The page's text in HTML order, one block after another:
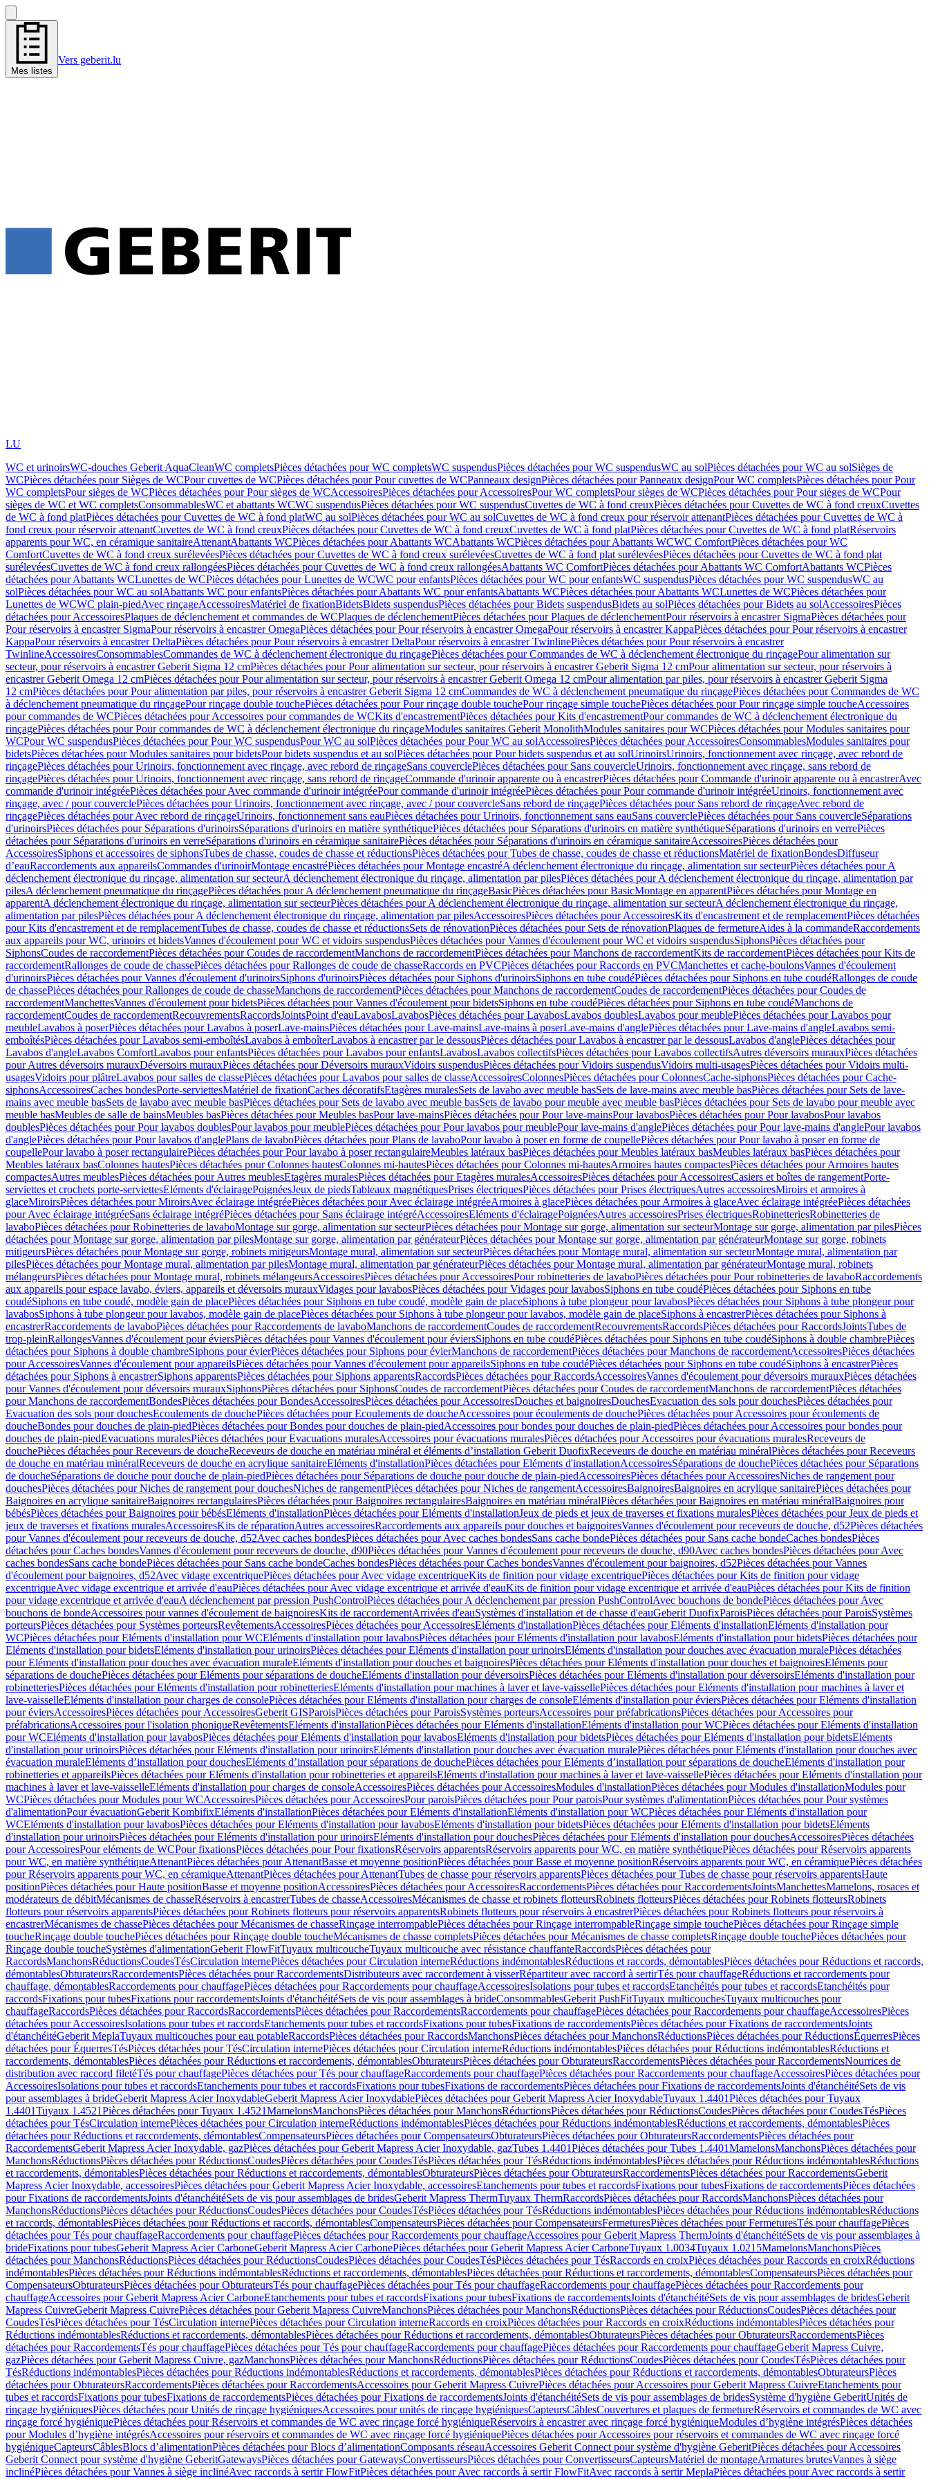
Mes listes
Vers geberit.lu
LU
WC et urinoirsWC-douches Geberit AquaCleanWC completsPièces détachées pour WC completsWC suspendusPièces détachées pour WC suspendusWC au solPièces détachées pour WC au solSièges de
WCPièces détachées pour Sièges de WCPour cuvettes de WCPièces détachées pour Pour cuvettes de WCPanneaux designPièces détachées pour Panneaux designPour WC completsPièces détachées pour Pour
WC completsPour sièges de WCPièces détachées pour Pour sièges de WCAccessoiresPièces détachées pour AccessoiresPour WC completsPour sièges de WCPièces détachées pour Pour sièges de WCPour
sièges de WC et WC completsConsommablesWC et abattants WCWC suspendusPièces détachées pour WC suspendusCuvettes de WC à fond creuxPièces détachées pour Cuvettes de WC à fond creuxCuvettes
de WC à fond platPièces détachées pour Cuvettes de WC à fond platWC au solPièces détachées pour WC au solCuvettes de WC à fond creux pour réservoir attenantPièces détachées pour Cuvettes de WC à
fond creux pour réservoir attenantCuvettes de WC à fond creuxPièces détachées pour Cuvettes de WC à fond creuxCuvettes de WC à fond platPièces détachées pour Cuvettes de WC à fond platRéservoirs
apparents pour WC, en céramique sanitaireAttenantAbattants WCPièces détachées pour Abattants WCAbattants WCPièces détachées pour Abattants WCWC ComfortPièces détachées pour WC
ComfortCuvettes de WC à fond creux surélevéesPièces détachées pour Cuvettes de WC à fond creux surélevéesCuvettes de WC à fond plat surélevéesPièces détachées pour Cuvettes de WC à fond plat
surélevéesCuvettes de WC à fond creux rallongéesPièces détachées pour Cuvettes de WC à fond creux rallongéesAbattants WC ComfortPièces détachées pour Abattants WC ComfortAbattants WCPièces
détachées pour Abattants WCLunettes de WCPièces détachées pour Lunettes de WCWC pour enfantsPièces détachées pour WC pour enfantsWC suspendusPièces détachées pour WC suspendusWC au
solPièces détachées pour WC au solAbattants WC pour enfantsPièces détachées pour Abattants WC pour enfantsAbattants WCPièces détachées pour Abattants WCLunettes de WCPièces détachées pour
Lunettes de WCWC plain-piedAvec rinçageAccessoiresMatériel de fixationBidetsBidets suspendusPièces détachées pour Bidets suspendusBidets au solPièces détachées pour Bidets au solAccessoiresPièces
détachées pour AccessoiresPlaques de déclenchement et commandes de WCPlaques de déclenchementPièces détachées pour Plaques de déclenchementPour réservoirs à encastrer SigmaPièces détachées pour
Pour réservoirs à encastrer SigmaPour réservoirs à encastrer OmegaPièces détachées pour Pour réservoirs à encastrer OmegaPour réservoirs à encastrer KappaPièces détachées pour Pour réservoirs à encastrer
KappaPour réservoirs à encastrer DeltaPièces détachées pour Pour réservoirs à encastrer DeltaPour réservoirs à encastrer TwinlinePièces détachées pour Pour réservoirs à encastrer
TwinlineAccessoiresConsommablesCommandes de WC à déclenchement électronique du rinçagePièces détachées pour Commandes de WC à déclenchement électronique du rinçagePour alimentation sur
secteur, pour réservoirs à encastrer Geberit Sigma 12 cmPièces détachées pour Pour alimentation sur secteur, pour réservoirs à encastrer Geberit Sigma 12 cmPour alimentation sur secteur, pour réservoirs à
encastrer Geberit Omega 12 cmPièces détachées pour Pour alimentation sur secteur, pour réservoirs à encastrer Geberit Omega 12 cmPour alimentation par piles, pour réservoirs à encastrer Geberit Sigma
12 cmPièces détachées pour Pour alimentation par piles, pour réservoirs à encastrer Geberit Sigma 12 cmCommandes de WC à déclenchement pneumatique du rinçagePièces détachées pour Commandes de WC
à déclenchement pneumatique du rinçagePour rinçage double touchePièces détachées pour Pour rinçage double touchePour rinçage simple touchePièces détachées pour Pour rinçage simple toucheAccessoires
pour commandes de WCPièces détachées pour Accessoires pour commandes de WCKits d'encastrementPièces détachées pour Kits d'encastrementPour commandes de WC à déclenchement électronique du
rinçagePièces détachées pour Pour commandes de WC à déclenchement électronique du rinçageModules sanitaires Geberit MonolithModules sanitaires pour WCPièces détachées pour Modules sanitaires pour
WCPour WC suspendusPièces détachées pour Pour WC suspendusPour WC au solPièces détachées pour Pour WC au solAccessoiresPièces détachées pour AccessoiresConsommablesModules sanitaires pour
bidetsPièces détachées pour Modules sanitaires pour bidetsPour bidets suspendus et au solPièces détachées pour Pour bidets suspendus et au solUrinoirsUrinoirs, fonctionnement avec rinçage, avec rebord de
rinçagePièces détachées pour Urinoirs, fonctionnement avec rinçage, avec rebord de rinçageSans couverclePièces détachées pour Sans couvercleUrinoirs, fonctionnement avec rinçage, sans rebord de
rinçagePièces détachées pour Urinoirs, fonctionnement avec rinçage, sans rebord de rinçageCommande d'urinoir apparente ou à encastrerPièces détachées pour Commande d'urinoir apparente ou à encastrerAvec
commande d'urinoir intégréePièces détachées pour Avec commande d'urinoir intégréePour commande d'urinoir intégréePièces détachées pour Pour commande d'urinoir intégréeUrinoirs, fonctionnement avec
rinçage, avec / pour couverclePièces détachées pour Urinoirs, fonctionnement avec rinçage, avec / pour couvercleSans rebord de rinçagePièces détachées pour Sans rebord de rinçageAvec rebord de
rinçagePièces détachées pour Avec rebord de rinçageUrinoirs, fonctionnement sans eauPièces détachées pour Urinoirs, fonctionnement sans eauSans couverclePièces détachées pour Sans couvercleSéparations
d'urinoirsPièces détachées pour Séparations d'urinoirsSéparations d'urinoirs en matière synthétiquePièces détachées pour Séparations d'urinoirs en matière synthétiqueSéparations d'urinoirs en verrePièces
détachées pour Séparations d'urinoirs en verreSéparations d'urinoirs en céramique sanitairePièces détachées pour Séparations d'urinoirs en céramique sanitaireAccessoiresPièces détachées pour
AccessoiresSiphons et accessoires de siphonsTubes de chasse, coudes de chasse et réductionsPièces détachées pour Tubes de chasse, coudes de chasse et réductionsMatériel de fixationBondesDiffuseur
d’eauRaccordements aux appareilsCommandes d'urinoirMontage encastréPièces détachées pour Montage encastréA déclenchement électronique du rinçage, alimentation sur secteurPièces détachées pour A
déclenchement électronique du rinçage, alimentation sur secteurA déclenchement électronique du rinçage, alimentation par pilesPièces détachées pour A déclenchement électronique du rinçage, alimentation par
pilesA déclenchement pneumatique du rinçagePièces détachées pour A déclenchement pneumatique du rinçageBasicPièces détachées pour BasicMontage en apparentPièces détachées pour Montage en
apparentA déclenchement électronique du rinçage, alimentation sur secteurPièces détachées pour A déclenchement électronique du rinçage, alimentation sur secteurA déclenchement électronique du rinçage,
alimentation par pilesPièces détachées pour A déclenchement électronique du rinçage, alimentation par pilesAccessoiresPièces détachées pour AccessoiresKits d'encastrement et de remplacementPièces détachées
pour Kits d'encastrement et de remplacementTubes de chasse, coudes de chasse et réductionsSets de rénovationPièces détachées pour Sets de rénovationPlaques de fermetureAides à la commandeRaccordements
aux appareils pour WC, urinoirs et bidetsVannes d'écoulement pour WC et vidoirs suspendusPièces détachées pour Vannes d'écoulement pour WC et vidoirs suspendusSiphonsPièces détachées pour
SiphonsCoudes de raccordementPièces détachées pour Coudes de raccordementManchons de raccordementPièces détachées pour Manchons de raccordementKits de raccordementPièces détachées pour Kits de
raccordementRallonges de coude de chassePièces détachées pour Rallonges de coude de chasseRaccords en PVCPièces détachées pour Raccords en PVCManchettes et cache-boulonsVannes d'écoulement
d'urinoirsPièces détachées pour Vannes d'écoulement d'urinoirsSiphons d'urinoirsPièces détachées pour Siphons d'urinoirsSiphons en tube coudéPièces détachées pour Siphons en tube coudéRallonges de coude
de chassePièces détachées pour Rallonges de coude de chasseManchons de raccordementPièces détachées pour Manchons de raccordementCoudes de raccordementPièces détachées pour Coudes de
raccordementManchettesVannes d'écoulement pour bidetsPièces détachées pour Vannes d'écoulement pour bidetsSiphons en tube coudéPièces détachées pour Siphons en tube coudéManchons de
raccordementCoudes de raccordementRecouvrementsRaccordsJointsPoint d'eauLavabosLavabosPièces détachées pour LavabosLavabos doublesLavabos pour meublePièces détachées pour Lavabos pour
meubleLavabos à poserPièces détachées pour Lavabos à poserLave-mainsPièces détachées pour Lave-mainsLave-mains à poserLave-mains d'anglePièces détachées pour Lave-mains d'angleLavabos semi-
emboîtésPièces détachées pour Lavabos semi-emboîtésLavabos à emboîterLavabos à encastrer par le dessousPièces détachées pour Lavabos à encastrer par le dessousLavabos d'anglePièces détachées pour
Lavabos d'angleLavabos ComfortLavabos pour enfantsPièces détachées pour Lavabos pour enfantsLavabosLavabos collectifsPièces détachées pour Lavabos collectifsAutres déversoirs murauxPièces détachées
pour Autres déversoirs murauxDéversoirs murauxPièces détachées pour Déversoirs murauxVidoirs suspendusPièces détachées pour Vidoirs suspendusVidoirs multi-usagesPièces détachées pour Vidoirs multi-
usagesVidoirs pour plâtreLavabos pour salles de classePièces détachées pour Lavabos pour salles de classeAccessoiresColonnesPièces détachées pour ColonnesCache-siphonsPièces détachées pour Cache-
siphonsAccessoiresCaches bondesPorte-serviettesMatériel de fixationCaches décoratifsEtagères muralesSets de lavabo avec meuble basSets de lave-mains avec meuble basPièces détachées pour Sets de lave-
mains avec meuble basSets de lavabo avec meuble basPièces détachées pour Sets de lavabo avec meuble basSets de lavabo pour meuble avec meuble basPièces détachées pour Sets de lavabo pour meuble avec
meuble basMeubles de salle de bainsMeubles basPièces détachées pour Meubles basPour lave-mainsPièces détachées pour Pour lave-mainsPour lavabosPièces détachées pour Pour lavabosPour lavabos
doublesPièces détachées pour Pour lavabos doublesPour lavabos pour meublePièces détachées pour Pour lavabos pour meublePour lave-mains d'anglePièces détachées pour Pour lave-mains d'anglePour lavabos
d'anglePièces détachées pour Pour lavabos d'anglePlans de lavaboPièces détachées pour Plans de lavaboPour lavabo à poser en forme de coupellePièces détachées pour Pour lavabo à poser en forme de
coupellePour lavabo à poser rectangulairePièces détachées pour Pour lavabo à poser rectangulaireMeubles latéraux basPièces détachées pour Meubles latéraux basMeubles latéraux basPièces détachées pour
Meubles latéraux basColonnes hautesPièces détachées pour Colonnes hautesColonnes mi-hautesPièces détachées pour Colonnes mi-hautesArmoires hautes compactesPièces détachées pour Armoires hautes
compactesAutres meublesPièces détachées pour Autres meublesEtagères muralesPièces détachées pour Etagères muralesAccessoiresPièces détachées pour AccessoiresCasiers et boîtes de rangementPorte-
serviettes et crochets porte-serviettesEléments d'éclairagePoignéesJeux de piedsTableaux magnétiquesPrises électriquesPièces détachées pour Prises électriquesAutres accessoiresMiroirs et armoires à
glaceMiroirsPièces détachées pour MiroirsAvec éclairage intégréePièces détachées pour Avec éclairage intégréeArmoires à glacePièces détachées pour Armoires à glaceAvec éclairage intégréePièces détachées
pour Avec éclairage intégréeSans éclairage intégréPièces détachées pour Sans éclairage intégréAccessoiresEléments d'éclairagePoignéesAutres accessoiresPrises électriquesRobinetteriesRobinetteries de
lavaboPièces détachées pour Robinetteries de lavaboMontage sur gorge, alimentation sur secteurPièces détachées pour Montage sur gorge, alimentation sur secteurMontage sur gorge, alimentation par pilesPièces
détachées pour Montage sur gorge, alimentation par pilesMontage sur gorge, alimentation par générateurPièces détachées pour Montage sur gorge, alimentation par générateurMontage sur gorge, robinets
mitigeursPièces détachées pour Montage sur gorge, robinets mitigeursMontage mural, alimentation sur secteurPièces détachées pour Montage mural, alimentation sur secteurMontage mural, alimentation par
pilesPièces détachées pour Montage mural, alimentation par pilesMontage mural, alimentation par générateurPièces détachées pour Montage mural, alimentation par générateurMontage mural, robinets
mélangeursPièces détachées pour Montage mural, robinets mélangeursAccessoiresPièces détachées pour AccessoiresPour robinetteries de lavaboPièces détachées pour Pour robinetteries de lavaboRaccordements
aux appareils pour espace lavabo, éviers, appareils et déversoirs murauxVidages pour lavabosPièces détachées pour Vidages pour lavabosSiphons en tube coudéPièces détachées pour Siphons en tube
coudéSiphons en tube coudé, modèle gain de placePièces détachées pour Siphons en tube coudé, modèle gain de placeSiphons à tube plongeur pour lavabosPièces détachées pour Siphons à tube plongeur pour
lavabosSiphons à tube plongeur pour lavabos, modèle gain de placePièces détachées pour Siphons à tube plongeur pour lavabos, modèle gain de placeSiphons à encastrerPièces détachées pour Siphons à
encastrerRaccordements de lavaboPièces détachées pour Raccordements de lavaboManchons de raccordementCoudes de raccordementRecouvrementsRaccordsPièces détachées pour RaccordsJointsTubes de
trop-pleinRallongesVannes d'écoulement pour éviersPièces détachées pour Vannes d'écoulement pour éviersSiphons en tube coudéPièces détachées pour Siphons en tube coudéSiphons à double chambrePièces
détachées pour Siphons à double chambreSiphons pour évierPièces détachées pour Siphons pour évierManchons de raccordementPièces détachées pour Manchons de raccordementAccessoiresPièces détachées
pour AccessoiresVannes d'écoulement pour appareilsPièces détachées pour Vannes d'écoulement pour appareilsSiphons en tube coudéPièces détachées pour Siphons en tube coudéSiphons à encastrerPièces
détachées pour Siphons à encastrerSiphons apparentsPièces détachées pour Siphons apparentsRaccordsPièces détachées pour RaccordsAccessoiresVannes d'écoulement pour déversoirs murauxPièces détachées
pour Vannes d'écoulement pour déversoirs murauxSiphonsPièces détachées pour SiphonsCoudes de raccordementPièces détachées pour Coudes de raccordementManchons de raccordementPièces détachées
pour Manchons de raccordementBondesPièces détachées pour BondesAccessoiresPièces détachées pour AccessoiresDouches et baignoiresDouchesEvacuation des sols pour douchesPièces détachées pour
Evacuation des sols pour douchesEcoulements de douchePièces détachées pour Ecoulements de doucheAccessoires pour écoulements de douchePièces détachées pour Accessoires pour écoulements de
doucheBondes pour douches de plain-piedPièces détachées pour Bondes pour douches de plain-piedAccessoires pour bondes pour douches de plain-piedPièces détachées pour Accessoires pour bondes pour
douches de plain-piedEvacuations muralesPièces détachées pour Evacuations muralesAccessoires pour évacuations muralesPièces détachées pour Accessoires pour évacuations muralesReceveurs de
douchePièces détachées pour Receveurs de doucheReceveurs de douche en matériau minéral et éléments d’installation Geberit DuofixReceveurs de douche en matériau minéralPièces détachées pour Receveurs
de douche en matériau minéralReceveurs de douche en acrylique sanitaireEléments d'installationPièces détachées pour Eléments d'installationAccessoiresSéparations de douchePièces détachées pour Séparations
de doucheSéparations de douche pour douche de plain-piedPièces détachées pour Séparations de douche pour douche de plain-piedAccessoiresPièces détachées pour AccessoiresNiches de rangement pour
douchesPièces détachées pour Niches de rangement pour douchesNiches de rangementPièces détachées pour Niches de rangementAccessoiresBaignoiresBaignoires en acrylique sanitairePièces détachées pour
Baignoires en acrylique sanitaireBaignoires rectangulairesPièces détachées pour Baignoires rectangulairesBaignoires en matériau minéralPièces détachées pour Baignoires en matériau minéralBaignoires pour
bébésPièces détachées pour Baignoires pour bébésEléments d'installationPièces détachées pour Eléments d'installationJeux de pieds et jeux de traverses et fixations muralesPièces détachées pour Jeux de pieds et
jeux de traverses et fixations muralesAccessoiresKits de réparationAutres accessoiresRaccordements aux appareils pour douches et baignoiresVannes d'écoulement pour receveurs de douche, d52Pièces détachées
pour Vannes d'écoulement pour receveurs de douche, d52Avec caches bondesPièces détachées pour Avec caches bondesSans cache bondePièces détachées pour Sans cache bondeCaches bondesPièces
détachées pour Caches bondesVannes d'écoulement pour receveurs de douche, d90Pièces détachées pour Vannes d'écoulement pour receveurs de douche, d90Avec caches bondesPièces détachées pour Avec
caches bondesSans cache bondePièces détachées pour Sans cache bondeCaches bondesPièces détachées pour Caches bondesVannes d'écoulement pour baignoires, d52Pièces détachées pour Vannes
d'écoulement pour baignoires, d52Avec vidage excentriquePièces détachées pour Avec vidage excentriqueKits de finition pour vidage excentriquePièces détachées pour Kits de finition pour vidage
excentriqueAvec vidage excentrique et arrivée d'eauPièces détachées pour Avec vidage excentrique et arrivée d'eauKits de finition pour vidage excentrique et arrivée d'eauPièces détachées pour Kits de finition
pour vidage excentrique et arrivée d'eauA déclenchement par pression PushControlPièces détachées pour A déclenchement par pression PushControlAvec bouchons de bondePièces détachées pour Avec
bouchons de bondeAccessoires pour vannes d'écoulement de baignoiresKits de raccordementArrivées d'eauSystèmes d'installation et de chasse d'eauGeberit DuofixParoisPièces détachées pour ParoisSystèmes
porteursPièces détachées pour Systèmes porteursRevêtementsAccessoiresPièces détachées pour AccessoiresEléments d'installationPièces détachées pour Eléments d'installationEléments d'installation pour
WCPièces détachées pour Eléments d'installation pour WCEléments d'installation pour lavabosPièces détachées pour Eléments d'installation pour lavabosEléments d'installation pour bidetsPièces détachées pour
Eléments d'installation pour bidetsEléments d'installation pour urinoirsPièces détachées pour Eléments d'installation pour urinoirsEléments d'installation pour douches avec évacuation muralePièces détachées
pour Eléments d'installation pour douches avec évacuation muraleEléments d'installation pour douches et baignoiresPièces détachées pour Eléments d'installation pour douches et baignoiresEléments pour
séparations de douchePièces détachées pour Eléments pour séparations de doucheEléments d'installation pour déversoirsPièces détachées pour Eléments d'installation pour déversoirsEléments d'installation pour
robinetteriesPièces détachées pour Eléments d'installation pour robinetteriesEléments d'installation pour machines à laver et lave-vaissellePièces détachées pour Eléments d'installation pour machines à laver et
lave-vaisselleEléments d'installation pour charges de consolePièces détachées pour Eléments d'installation pour charges de consoleEléments d'installation pour éviersPièces détachées pour Eléments d'installation
pour éviersAccessoiresPièces détachées pour AccessoiresGeberit GISParoisPièces détachées pour ParoisSystèmes porteursAccessoires pour préfabricationsPièces détachées pour Accessoires pour
préfabricationsAccessoires pour l'isolation phoniqueRevêtementsEléments d'installationPièces détachées pour Eléments d'installationEléments d'installation pour WCPièces détachées pour Eléments d'installation
pour WCEléments d'installation pour lavabosPièces détachées pour Eléments d'installation pour lavabosEléments d'installation pour bidetsPièces détachées pour Eléments d'installation pour bidetsEléments
d'installation pour urinoirsPièces détachées pour Eléments d'installation pour urinoirsEléments d'installation pour douches avec évacuation muralePièces détachées pour Eléments d'installation pour douches avec
évacuation muraleEléments d’installation pour douchesEléments d’installation pour séparations de douchePièces détachées pour Eléments d’installation pour séparations de doucheEléments d'installation pour
robinetteries et appareilsPièces détachées pour Eléments d'installation pour robinetteries et appareilsEléments d'installation pour machines à laver et lave-vaissellePièces détachées pour Eléments d'installation pour
machines à laver et lave-vaisselleEléments d'installation pour charges de consoleAccessoiresPièces détachées pour AccessoiresModules d'installationPièces détachées pour Modules d'installationModules pour
WCPièces détachées pour Modules pour WCAccessoiresPièces détachées pour AccessoiresPour paroisPièces détachées pour Pour paroisPour systèmes d'alimentationPièces détachées pour Pour systèmes
d'alimentationPour évacuationGeberit KombifixEléments d'installationPièces détachées pour Eléments d'installationEléments d'installation pour WCPièces détachées pour Eléments d'installation pour
WCEléments d'installation pour lavabosPièces détachées pour Eléments d'installation pour lavabosEléments d'installation pour bidetsPièces détachées pour Eléments d'installation pour bidetsEléments
d'installation pour urinoirsPièces détachées pour Eléments d'installation pour urinoirsEléments d'installation pour douchesPièces détachées pour Eléments d'installation pour douchesAccessoiresPièces détachées
pour AccessoiresPour eléments de WCPour fixationsPièces détachées pour Pour fixationsRéservoirs apparentsRéservoirs apparents pour WC, en matière synthétiquePièces détachées pour Réservoirs apparents
pour WC, en matière synthétiqueAttenantPièces détachées pour AttenantBasse et moyenne positionPièces détachées pour Basse et moyenne positionRéservoirs apparents pour WC, en céramiquePièces détachées
pour Réservoirs apparents pour WC, en céramiqueAttenantPièces détachées pour AttenantTubes de chasse pour réservoirs apparentsPièces détachées pour Tubes de chasse pour réservoirs apparentsHaute
positionPièces détachées pour Haute positionBasse et moyenne positionAccessoiresPièces détachées pour AccessoiresRaccordementsPièces détachées pour RaccordementsJointsManchettesMamelons, rosaces et
modérateurs de débitMécanismes de chasseRéservoirs à encastrerTubes de chasseAccessoiresMécanismes de chasse et robinets flotteursRobinets flotteursPièces détachées pour Robinets flotteursRobinets
flotteurs pour réservoirs apparentsPièces détachées pour Robinets flotteurs pour réservoirs apparentsRobinets flotteurs pour réservoirs à encastrerPièces détachées pour Robinets flotteurs pour réservoirs à
encastrerMécanismes de chassePièces détachées pour Mécanismes de chasseRinçage interrompablePièces détachées pour Rinçage interrompableRinçage simple touchePièces détachées pour Rinçage simple
toucheRinçage double touchePièces détachées pour Rinçage double toucheMécanismes de chasse completsPièces détachées pour Mécanismes de chasse completsRinçage double touchePièces détachées pour
Rinçage double toucheSystèmes d'alimentationGeberit FlowFitTuyaux multicoucheTuyaux multicouche avec résistance chauffanteRaccordsPièces détachées pour
RaccordsManchonsRéductionsCoudesTésCirculation internePièces détachées pour Circulation interneRéductions indémontablesRéductions et raccords, démontablesPièces détachées pour Réductions et raccords,
démontablesObturateursRaccordementsPièces détachées pour RaccordementsDistributeurs avec raccordement à visserRépartiteur avec raccord à sertirTés pour chauffageRéductions et raccordements pour
chauffage, démontablesRaccordements pour chauffagePièces détachées pour Raccordements pour chauffageAccessoiresIsolations pour tubes et raccordsEtanchéités pour tubes et raccordsEtanchéités pour
raccordsFixations pour tubesFixations pour raccordementsJoints d'étanchéitéSets de vis pour assemblages à brideConsommablesGeberit PushFitTuyaux multicouchesTuyaux multicouches pour
chauffageRaccordsPièces détachées pour RaccordsRaccordementsPièces détachées pour RaccordementsRaccordements pour chauffagePièces détachées pour Raccordements pour chauffageAccessoiresPièces
détachées pour AccessoiresIsolations pour tubes et raccordsEtanchements pour tubes et raccordsFixations pour tubesFixations de raccordementsPièces détachées pour Fixations de raccordementsJoints
d'étanchéitéGeberit MeplaTuyaux multicouches pour eau potableRaccordsPièces détachées pour RaccordsManchonsPièces détachées pour ManchonsRéductionsPièces détachées pour RéductionsÉquerresPièces
détachées pour ÉquerresTésPièces détachées pour TésCirculation internePièces détachées pour Circulation interneRéductions indémontablesPièces détachées pour Réductions indémontablesRéductions et
raccordements, démontablesPièces détachées pour Réductions et raccordements, démontablesObturateursPièces détachées pour ObturateursRaccordementsPièces détachées pour RaccordementsNourrices de
distribution avec raccord filetéTés pour chauffagePièces détachées pour Tés pour chauffageRaccordements pour chauffagePièces détachées pour Raccordements pour chauffageAccessoiresPièces détachées pour
AccessoiresIsolations pour tubes et raccordsEtanchements pour tubes et raccordsFixations pour tubesFixations de raccordementsPièces détachées pour Fixations de raccordementsJoints d'étanchéitéSets de vis
pour assemblages à brideGeberit Mapress Acier InoxydableGeberit Mapress Acier InoxydablePièces détachées pour Geberit Mapress Acier InoxydableTuyaux 1.4401Pièces détachées pour Tuyaux
1.4401Tuyaux 1.4521Pièces détachées pour Tuyaux 1.4521MamelonsManchonsPièces détachées pour ManchonsRéductionsPièces détachées pour RéductionsCoudesPièces détachées pour CoudesTésPièces
détachées pour TésCirculation internePièces détachées pour Circulation interneRéductions indémontablesPièces détachées pour Réductions indémontablesRéductions et raccordements, démontablesPièces
détachées pour Réductions et raccordements, démontablesCompensateursPièces détachées pour CompensateursObturateursPièces détachées pour ObturateursRaccordementsPièces détachées pour
RaccordementsGeberit Mapress Acier Inoxydable, gazPièces détachées pour Geberit Mapress Acier Inoxydable, gazTubes 1.4401Pièces détachées pour Tubes 1.4401MamelonsManchonsPièces détachées pour
ManchonsRéductionsPièces détachées pour RéductionsCoudesPièces détachées pour CoudesTésPièces détachées pour TésRéductions indémontablesPièces détachées pour Réductions indémontablesRéductions
et raccordements, démontablesPièces détachées pour Réductions et raccordements, démontablesObturateursPièces détachées pour ObturateursRaccordementsPièces détachées pour RaccordementsGeberit
Mapress Acier Inoxydable, accessoiresPièces détachées pour Geberit Mapress Acier Inoxydable, accessoiresEtanchements pour tubes et raccordsFixations pour tubesFixations de raccordementsPièces détachées
pour Fixations de raccordementsJoints d'étanchéitéSets de vis pour assemblages de bridesGeberit Mapress ThermTuyaux ThermRaccordsPièces détachées pour RaccordsManchonsPièces détachées pour
ManchonsRéductionsPièces détachées pour RéductionsCoudesPièces détachées pour CoudesTésPièces détachées pour TésRéductions indémontablesPièces détachées pour Réductions indémontablesRéductions
et raccords, démontablesPièces détachées pour Réductions et raccords, démontablesCompensateursPièces détachées pour CompensateursFermeturesPièces détachées pour FermeturesTés pour chauffagePièces
détachées pour Tés pour chauffageRaccordements pour chauffagePièces détachées pour Raccordements pour chauffageAccessoires pour Geberit Mapress ThermJoints d'étanchéitéSets de vis pour assemblages à
brideFixations pour tubesGeberit Mapress Acier CarboneGeberit Mapress Acier CarbonePièces détachées pour Geberit Mapress Acier CarboneTuyaux 1.0034Tuyaux 1.0215MamelonsManchonsPièces
détachées pour ManchonsRéductionsPièces détachées pour RéductionsCoudesPièces détachées pour CoudesTésPièces détachées pour TésRaccords en croixPièces détachées pour Raccords en croixRéductions
indémontablesPièces détachées pour Réductions indémontablesRéductions et raccordements, démontablesPièces détachées pour Réductions et raccordements, démontablesCompensateursPièces détachées pour
CompensateursObturateursPièces détachées pour ObturateursTés pour chauffagePièces détachées pour Tés pour chauffageRaccordements pour chauffagePièces détachées pour Raccordements pour
chauffageAccessoires pour Geberit Mapress Acier CarboneEtanchements pour tubes et raccordsFixations pour tubesFixations de raccordementsJoints d'étanchéitéSets de vis pour assemblages de bridesGeberit
Mapress CuivreGeberit Mapress CuivrePièces détachées pour Geberit Mapress CuivreManchonsPièces détachées pour ManchonsRéductionsPièces détachées pour RéductionsCoudesPièces détachées pour
CoudesTésPièces détachées pour TésCirculation internePièces détachées pour Circulation interneRaccords en croixPièces détachées pour Raccords en croixRéductions indémontablesPièces détachées pour
Réductions indémontablesRéductions et raccordements, démontablesPièces détachées pour Réductions et raccordements, démontablesObturateursPièces détachées pour ObturateursRaccordementsPièces
détachées pour RaccordementsTés pour chauffagePièces détachées pour Tés pour chauffageRaccordements pour chauffagePièces détachées pour Raccordements pour chauffageGeberit Mapress Cuivre,
gazPièces détachées pour Geberit Mapress Cuivre, gazManchonsPièces détachées pour ManchonsRéductionsPièces détachées pour RéductionsCoudesPièces détachées pour CoudesTésPièces détachées pour
TésRéductions indémontablesPièces détachées pour Réductions indémontablesRéductions et raccordements, démontablesPièces détachées pour Réductions et raccordements, démontablesObturateursPièces
détachées pour ObturateursRaccordementsPièces détachées pour RaccordementsAccessoires pour Geberit Mapress CuivrePièces détachées pour Accessoires pour Geberit Mapress CuivreEtanchements pour
tubes et raccordsFixations pour tubesFixations de raccordementsPièces détachées pour Fixations de raccordementsJoints d'étanchéitéSets de vis pour assemblages de bridesSystème d'hygiène GeberitUnités de
rinçage hygiéniquesPièces détachées pour Unités de rinçage hygiéniquesAccessoires pour unités de rinçage hygiéniquesCapteursCâblesCouvertures et plaques de fermetureRéservoirs et commandes de WC avec
rinçage forcé hygiéniquePièces détachées pour Réservoirs et commandes de WC avec rinçage forcé hygiéniqueRéservoirs à encastrer avec rinçage forcé hygiéniqueModules d’hygiène intégrésPièces détachées
pour Modules d’hygiène intégrésAccessoires pour réservoirs et commandes de WC avec rinçage forcé hygiéniquePièces détachées pour Accessoires pour réservoirs et commandes de WC avec rinçage forcé
hygiéniqueCapteursCâblesBlocs d’alimentationPièces détachées pour Blocs d’alimentationComposants réseauAccessoires Geberit Connect pour système d'hygiène GeberitPièces détachées pour Accessoires
Geberit Connect pour système d'hygiène GeberitGatewaysPièces détachées pour GatewaysConvertisseursPièces détachées pour ConvertisseursCapteursMatériel de montageArmatures brutesVannes à siège
inclinéPièces détachées pour Vannes à siège inclinéAvec raccords à sertir FlowFitPièces détachées pour Avec raccords à sertir FlowFitAvec raccords à sertir MeplaPièces détachées pour Avec raccords à sertir